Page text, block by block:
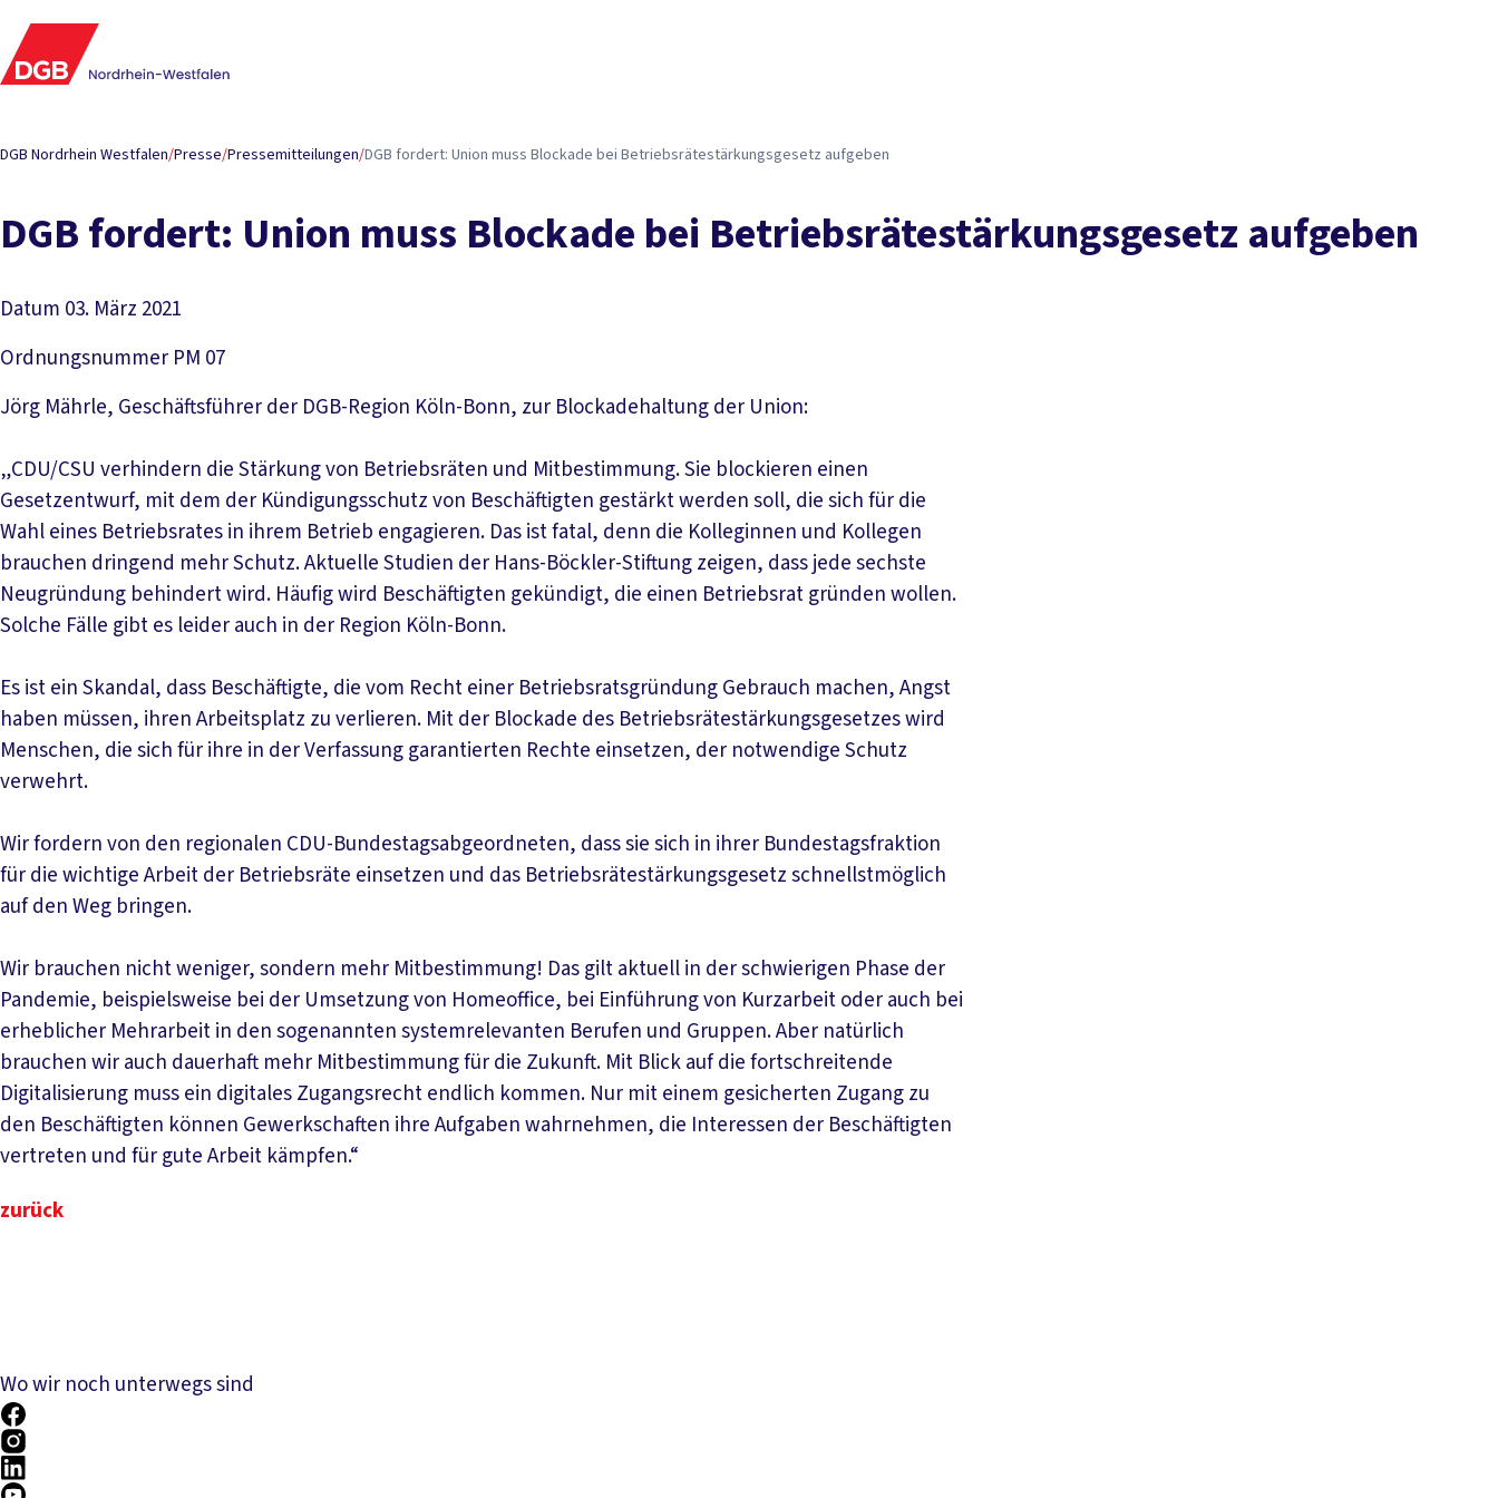
DGB Nordrhein Westfalen/Presse/Pressemitteilungen/DGB fordert: Union muss Blockade bei Betriebsrätestärkungsgesetz aufgeben
DGB fordert: Union muss Blockade bei Betriebsrätestärkungsgesetz aufgeben
Datum 03. März 2021
Ordnungsnummer PM 07
Jörg Mährle, Geschäftsführer der DGB-Region Köln-Bonn, zur Blockadehaltung der Union:
„CDU/CSU verhindern die Stärkung von Betriebsräten und Mitbestimmung. Sie blockieren einen
Gesetzentwurf, mit dem der Kündigungsschutz von Beschäftigten gestärkt werden soll, die sich für die
Wahl eines Betriebsrates in ihrem Betrieb engagieren. Das ist fatal, denn die Kolleginnen und Kollegen
brauchen dringend mehr Schutz. Aktuelle Studien der Hans-Böckler-Stiftung zeigen, dass jede sechste
Neugründung behindert wird. Häufig wird Beschäftigten gekündigt, die einen Betriebsrat gründen wollen.
Solche Fälle gibt es leider auch in der Region Köln-Bonn.
Es ist ein Skandal, dass Beschäftigte, die vom Recht einer Betriebsratsgründung Gebrauch machen, Angst
haben müssen, ihren Arbeitsplatz zu verlieren. Mit der Blockade des Betriebsrätestärkungsgesetzes wird
Menschen, die sich für ihre in der Verfassung garantierten Rechte einsetzen, der notwendige Schutz
verwehrt.
Wir fordern von den regionalen CDU-Bundestagsabgeordneten, dass sie sich in ihrer Bundestagsfraktion
für die wichtige Arbeit der Betriebsräte einsetzen und das Betriebsrätestärkungsgesetz schnellstmöglich
auf den Weg bringen.
Wir brauchen nicht weniger, sondern mehr Mitbestimmung! Das gilt aktuell in der schwierigen Phase der
Pandemie, beispielsweise bei der Umsetzung von Homeoffice, bei Einführung von Kurzarbeit oder auch bei
erheblicher Mehrarbeit in den sogenannten systemrelevanten Berufen und Gruppen. Aber natürlich
brauchen wir auch dauerhaft mehr Mitbestimmung für die Zukunft. Mit Blick auf die fortschreitende
Digitalisierung muss ein digitales Zugangsrecht endlich kommen. Nur mit einem gesicherten Zugang zu
den Beschäftigten können Gewerkschaften ihre Aufgaben wahrnehmen, die Interessen der Beschäftigten
vertreten und für gute Arbeit kämpfen.“
zurück
Wo wir noch unterwegs sind